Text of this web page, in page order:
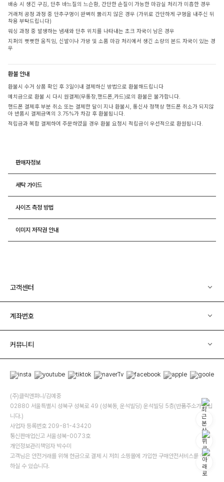
배송 시 생긴 구김, 단추 바느질의 느슨함, 간단한 손질이 가능한 마감실 처리가 미흡한 경우
거래처 공정 과정 중 단추구멍이 완벽히 뚫리지 않은 경우 (가위로 간단하게 구멍을 내주신 뒤
착용 부탁드립니다)
워싱 과정 중 발생하는 냄새와 단추 위치를 나타내는 초크 자국이 남은 경우
지퍼의 뻣뻣한 움직임, 신발이나 가방 및 소품 마감 처리에서 생긴 소량의 본드 자국이 있는 경
우
환불 안내
환불시 수거 상품 확인 후 3일이내 결제하신 방법으로 환불해드립니다
예치금으로 환불 시 다시 원결제(무통장,핸드폰,카드)로의 환불은 불가합니다.
핸드폰 결제후 부분 취소 또는 결제한 달이 지나 환불시, 통신사 정책상 핸드폰 취소가 되지않
아 반품시 결제금액의 3.75%가 차감 후 환불됩니다.
적립금과 복합 결제하여 주문하였을 경우 환불 요청시 적립금이 우선적으로 환원됩니다.
판매자정보
세탁 가이드
사이즈 측정 방법
이미지 저작권 안내
고객센터
계좌번호
커뮤니티
(주)클릭앤퍼니/김예중
02880 서울특별시 성북구 성북로 49 (성북동, 운석빌딩) 운석빌딩 5층(반품주소가 아닙
니다.)
사업자 등록번호 209-81-43420
통신판매업신고 서울성북-0073호
개인정보관리책임자 박수미
고객님은 안전거래를 위해 현금으로 결제 시 저희 소핑몰에 가입한 구매안전서비스를 이용
하실 수 있습니다.